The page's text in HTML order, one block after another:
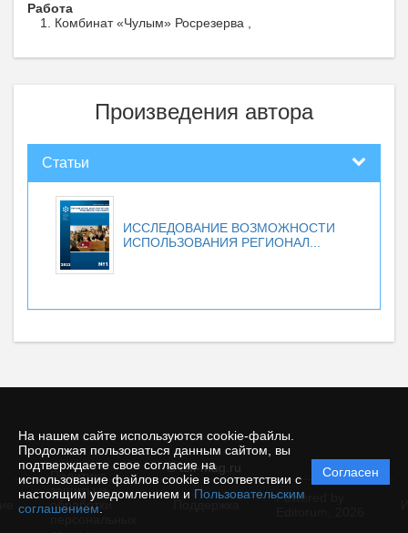
На нашем сайте используются cookie-файлы.
Продолжая пользоваться данным сайтом, вы
подтверждаете свое согласие на
использование файлов cookie в соответствии с
настоящим уведомлением и Пользовательским
соглашением
Согласен
Работа
Комбинат «Чулым» Росрезерва ,
Произведения автора
Статьи
ИССЛЕДОВАНИЕ ВОЗМОЖНОСТИ
ИСПОЛЬЗОВАНИЯ РЕГИОНАЛ...
© tsfi-mag.ru
Политика
защиты и
обработки
Powered by